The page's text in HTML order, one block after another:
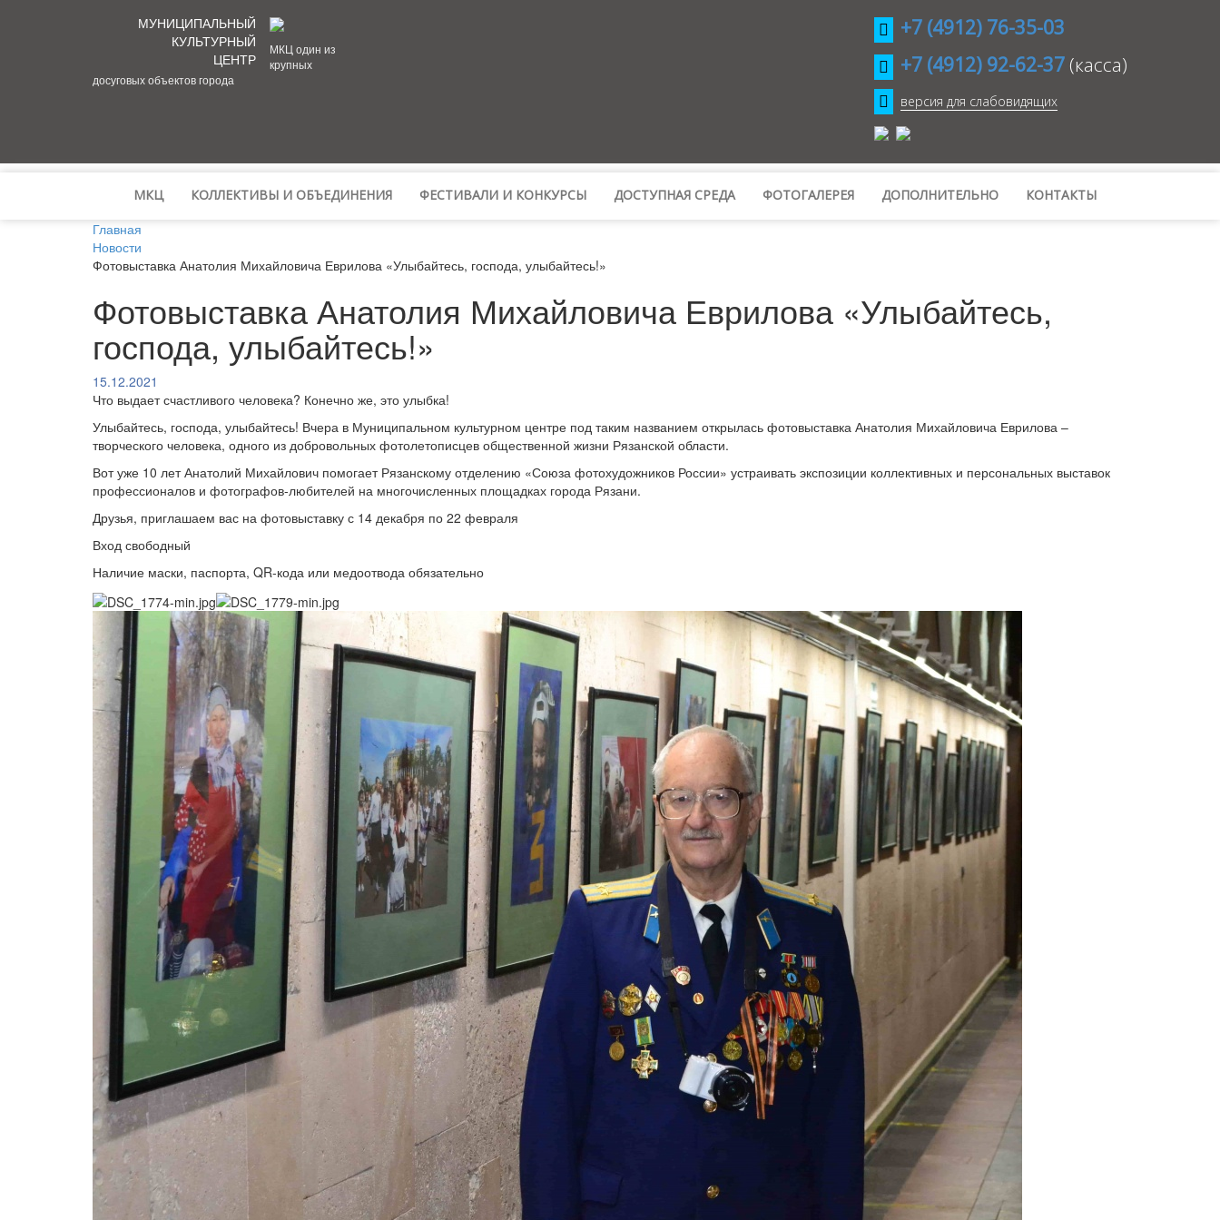
МУНИЦИПАЛЬНЫЙ
КУЛЬТУРНЫЙ
ЦЕНТР
МКЦ один из
крупных
досуговых объектов города
+7 (4912) 76-35-03
+7 (4912) 92-62-37 (касса)
версия для слабовидящих
МКЦ КОЛЛЕКТИВЫ И ОБЪЕДИНЕНИЯ ФЕСТИВАЛИ И КОНКУРСЫ ДОСТУПНАЯ СРЕДА ФОТОГАЛЕРЕЯ ДОПОЛНИТЕЛЬНО КОНТАКТЫ
Главная
Новости
Фотовыставка Анатолия Михайловича Еврилова «Улыбайтесь, господа, улыбайтесь!»
Фотовыставка Анатолия Михайловича Еврилова «Улыбайтесь,
господа, улыбайтесь!»
15.12.2021
Что выдает счастливого человека? Конечно же, это улыбка!
Улыбайтесь, господа, улыбайтесь! Вчера в Муниципальном культурном центре под таким названием открылась фотовыставка Анатолия Михайловича Еврилова –
творческого человека, одного из добровольных фотолетописцев общественной жизни Рязанской области.
Вот уже 10 лет Анатолий Михайлович помогает Рязанскому отделению «Союза фотохудожников России» устраивать экспозиции коллективных и персональных выставок
профессионалов и фотографов-любителей на многочисленных площадках города Рязани.
Друзья, приглашаем вас на фотовыставку с 14 декабря по 22 февраля
Вход свободный
Наличие маски, паспорта, QR-кода или медоотвода обязательно